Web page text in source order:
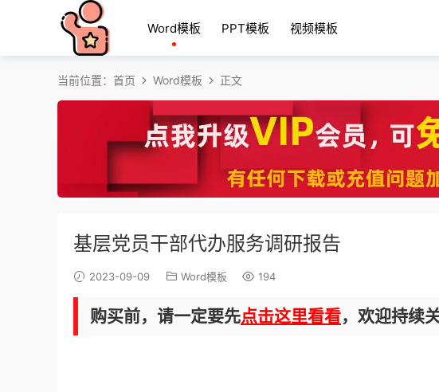
Word模板 PPT模板 视频模板
当前位置： 首页 Word模板 正文
基层党员干部代办服务调研报告
2023-09-09 Word模板 194
购买前，请一定要先点击这里看看，欢迎持续